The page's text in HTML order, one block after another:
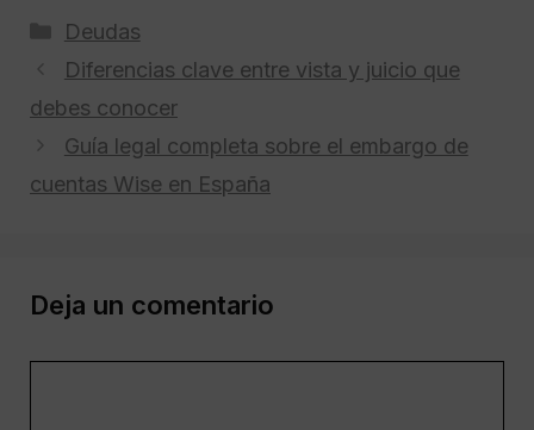
Categorías
Deudas
Diferencias clave entre vista y juicio que
debes conocer
Guía legal completa sobre el embargo de
cuentas Wise en España
Deja un comentario